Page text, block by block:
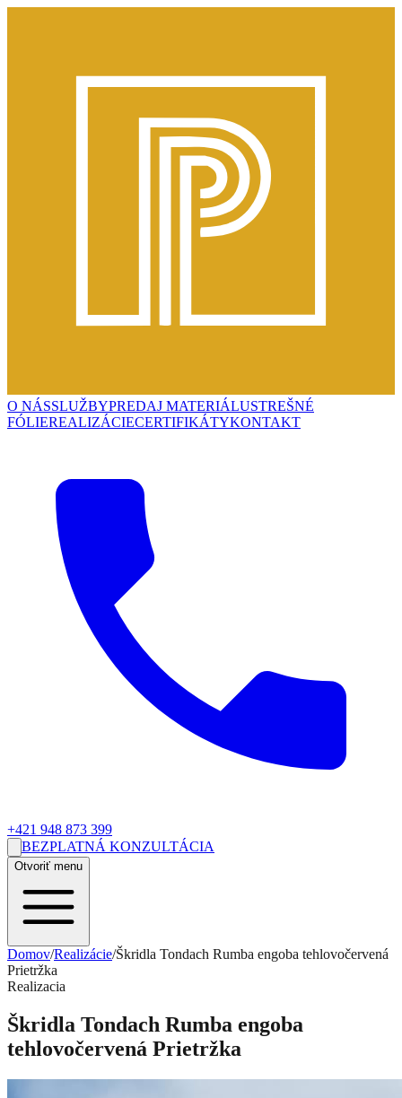
O NÁSSLUŽBYPREDAJ MATERIÁLUSTREŠNÉ
FÓLIEREALIZÁCIECERTIFIKÁTYKONTAKT
+421 948 873 399
BEZPLATNÁ KONZULTÁCIA
Otvoriť menu
Domov/Realizácie/Škridla Tondach Rumba engoba tehlovočervená
Prietržka
Realizacia
Škridla Tondach Rumba engoba
tehlovočervená Prietržka